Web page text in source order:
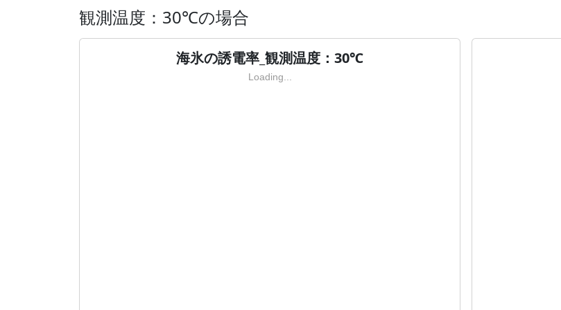
観測温度：30℃の場合
海氷の誘電率_観測温度：30℃
Loading...